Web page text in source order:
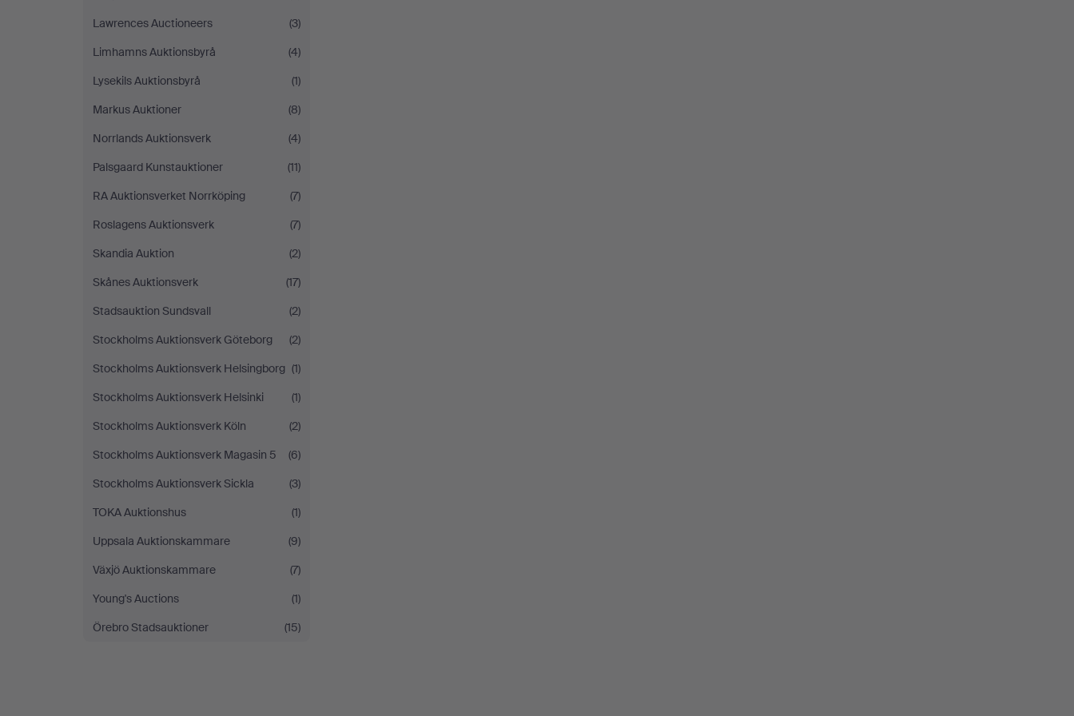
Lawrences Auctioneers
(3)
Limhamns Auktionsbyrå
(4)
Lysekils Auktionsbyrå
(1)
Markus Auktioner
(8)
Norrlands Auktionsverk
(4)
Palsgaard Kunstauktioner
(11)
RA Auktionsverket Norrköping
(7)
Roslagens Auktionsverk
(7)
Skandia Auktion
(2)
Skånes Auktionsverk
(17)
Stadsauktion Sundsvall
(2)
Stockholms Auktionsverk Göteborg
(2)
Stockholms Auktionsverk Helsingborg (1)
Stockholms Auktionsverk Helsinki
(1)
Stockholms Auktionsverk Köln
(2)
Stockholms Auktionsverk Magasin 5
(6)
Stockholms Auktionsverk Sickla
(3)
TOKA Auktionshus
(1)
Uppsala Auktionskammare
(9)
Växjö Auktionskammare
(7)
Young's Auctions
(1)
Örebro Stadsauktioner
(15)